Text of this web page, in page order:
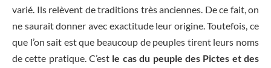
varié. Ils relèvent de traditions très anciennes. De ce fait, on
ne saurait donner avec exactitude leur origine. Toutefois, ce
que l’on sait est que beaucoup de peuples tirent leurs noms
de cette pratique. C’est le cas du peuple des Pictes et des